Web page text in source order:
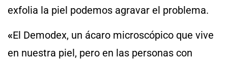
exfolia la piel podemos agravar el problema.
«El Demodex, un ácaro microscópico que vive
en nuestra piel, pero en las personas con